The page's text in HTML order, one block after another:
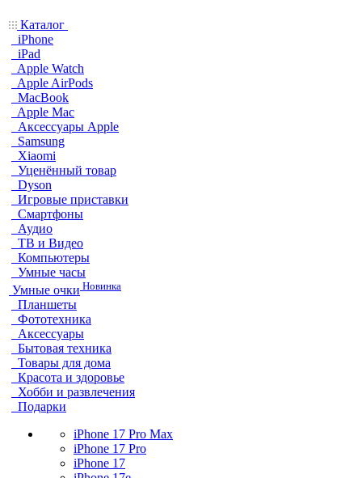
Каталог
iPhone
iPad
Apple Watch
Apple AirPods
MacBook
Apple Mac
Аксессуары Apple
Samsung
Xiaomi
Уценённый товар
Dyson
Игровые приставки
Смартфоны
Аудио
ТВ и Видео
Компьютеры
Умные часы
Умные очки Новинка
Планшеты
Фототехника
Аксессуары
Бытовая техника
Товары для дома
Красота и здоровье
Хобби и развлечения
Подарки
iPhone 17 Pro Max
iPhone 17 Pro
iPhone 17